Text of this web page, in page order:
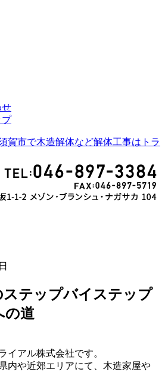
せ
プ
ステップバイステップ
の道
イアル株式会社です。
内や近郊エリアにて、木造家屋や